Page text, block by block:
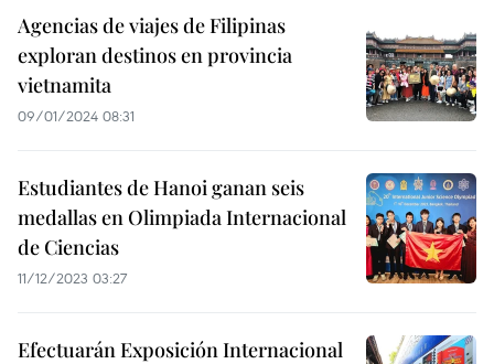
Agencias de viajes de Filipinas
exploran destinos en provincia
vietnamita
09/01/2024 08:31
Estudiantes de Hanoi ganan seis
medallas en Olimpiada Internacional
de Ciencias
11/12/2023 03:27
Efectuarán Exposición Internacional